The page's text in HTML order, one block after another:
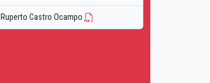
Ruperto Castro Ocampo